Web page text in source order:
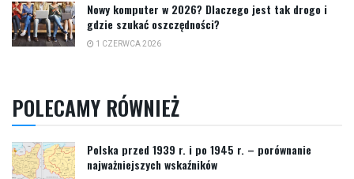
Nowy komputer w 2026? Dlaczego jest tak drogo i
gdzie szukać oszczędności?
1 CZERWCA 2026
POLECAMY RÓWNIEŻ
Polska przed 1939 r. i po 1945 r. – porównanie
najważniejszych wskaźników